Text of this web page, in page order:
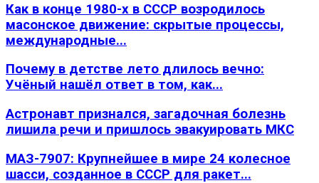
Как в конце 1980-х в СССР возродилось
масонское движение: скрытые процессы,
международные...
Почему в детстве лето длилось вечно:
Учёный нашёл ответ в том, как...
Астронавт признался, загадочная болезнь
лишила речи и пришлось эвакуировать МКС
МАЗ-7907: Крупнейшее в мире 24 колесное
шасси, созданное в СССР для ракет...